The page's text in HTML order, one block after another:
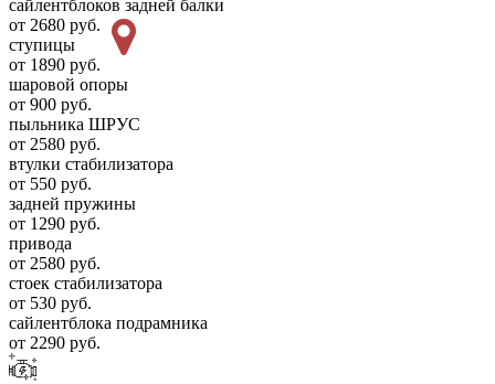
сайлентблоков задней балки
от 2680 руб.
ступицы
от 1890 руб.
шаровой опоры
от 900 руб.
пыльника ШРУС
от 2580 руб.
втулки стабилизатора
от 550 руб.
задней пружины
от 1290 руб.
привода
от 2580 руб.
стоек стабилизатора
от 530 руб.
сайлентблока подрамника
от 2290 руб.